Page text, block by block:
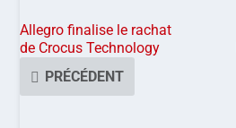
Allegro finalise le rachat
de Crocus Technology
PRÉCÉDENT